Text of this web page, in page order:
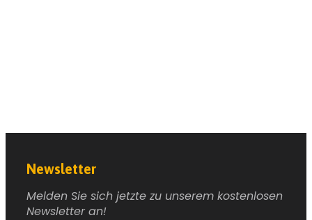
Newsletter
Melden Sie sich jetzte zu unserem kostenlosen
Newsletter an!